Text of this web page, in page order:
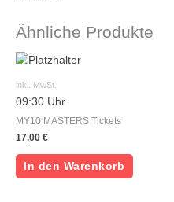
Ähnliche Produkte
inkl. MwSt.
09:30 Uhr
MY10 MASTERS Tickets
17,00 €
In den Warenkorb